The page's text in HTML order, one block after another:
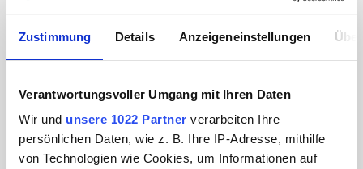
Zustimmung Details Anzeigeneinstellungen
Verantwortungsvoller Umgang mit Ihren Daten
Wir und unsere 1022 Partner verarbeiten Ihre
persönlichen Daten, wie z. B. Ihre IP-Adresse, mithilfe
von Technologien wie Cookies, um Informationen auf
Abonnieren
Melden Sie sich beim SPIER
Newsletter an und erhalten Sie
exklusive Updates und Beiträge.